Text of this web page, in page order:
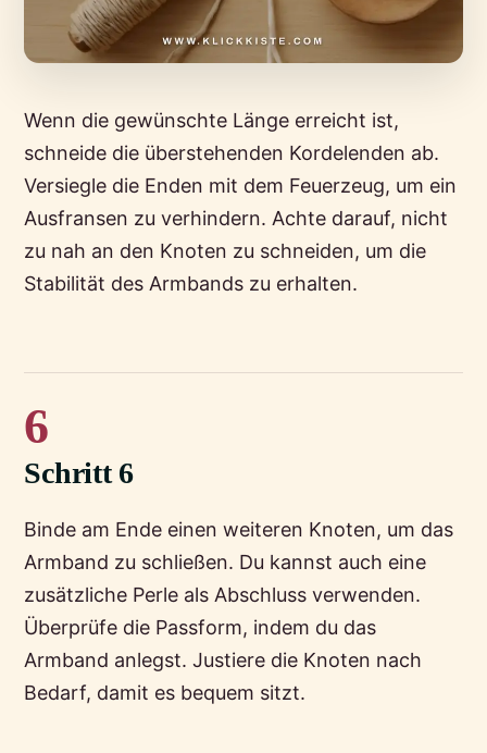
Wenn die gewünschte Länge erreicht ist,
schneide die überstehenden Kordelenden ab.
Versiegle die Enden mit dem Feuerzeug, um ein
Ausfransen zu verhindern. Achte darauf, nicht
zu nah an den Knoten zu schneiden, um die
Stabilität des Armbands zu erhalten.
6
Schritt 6
Binde am Ende einen weiteren Knoten, um das
Armband zu schließen. Du kannst auch eine
zusätzliche Perle als Abschluss verwenden.
Überprüfe die Passform, indem du das
Armband anlegst. Justiere die Knoten nach
Bedarf, damit es bequem sitzt.